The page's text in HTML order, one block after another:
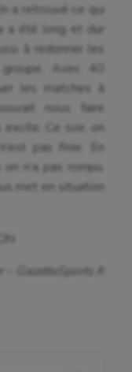
a retrouvé ce qui
a été long et dur
à redonner les
Avec 40
les matches à
nous faire
Ce soir, on
pas finie. En
n’a pas rompu.
met en situation
GazetteSports.fr